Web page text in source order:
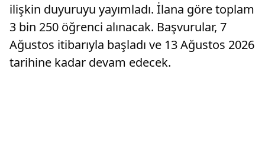
ilişkin duyuruyu yayımladı. İlana göre toplam
3 bin 250 öğrenci alınacak. Başvurular, 7
Ağustos itibarıyla başladı ve 13 Ağustos 2026
tarihine kadar devam edecek.